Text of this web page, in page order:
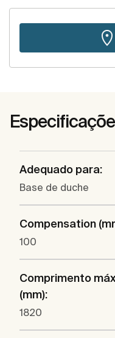
Adequado para:
Base de duche
Compensation
100
Comprimento
(mm):
1820